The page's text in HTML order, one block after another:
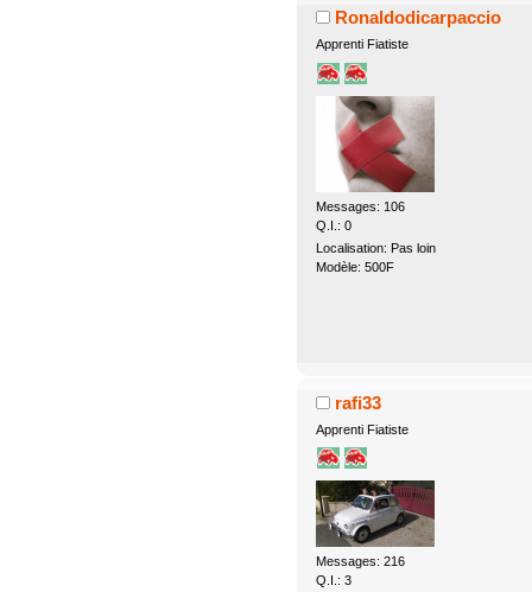
Ronaldodicarpaccio
Apprenti Fiatiste
Messages: 106
Q.I.: 0
Localisation: Pas loin
Modèle: 500F
rafi33
Apprenti Fiatiste
Messages: 216
Q.I.: 3